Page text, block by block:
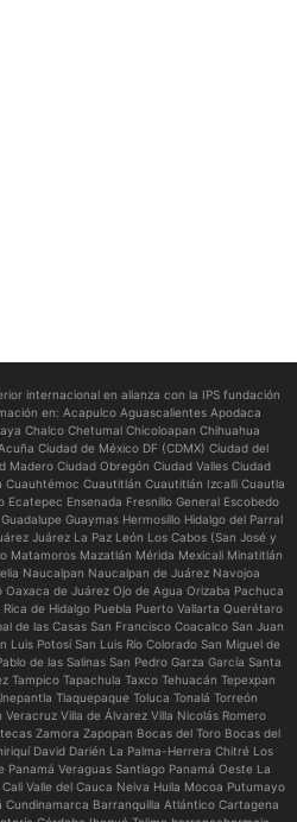
internacional en alianza con la IPS fundación
en: Acapulco Aguascalientes Apodaca
Chalco Chetumal Chicoloapan Chihuahua
Ciudad de México DF (CDMX) Ciudad del
Madero Ciudad Obregón Ciudad Valles Ciudad
Cuautitlán Cuautitlán Izcalli Cuautla
Ensenada Fresnillo General Escobedo
Guaymas Hermosillo Hidalgo del Parral
Juárez La Paz León Los Cabos (San José y
Matamoros Mazatlán Mérida Mexicali Minatitlán
Naucalpan Naucalpan de Juárez Navojoa
de Juárez Ojo de Agua Orizaba Pachuca
de Hidalgo Puebla Puerto Vallarta Querétaro
de las Casas San Francisco Coacalco San Juan
Luis Potosí San Luis Río Colorado San Miguel de
de las Salinas San Pedro Garza García Santa
Tampico Tapachula Taxco Tehuacán Tepexpan
Tlaquepaque Toluca Tonalá Torreón
Villa de Álvarez Villa Nicolás Romero
Zamora Zapopan Bocas del Toro Bocas del
David Darién La Palma-Herrera Chitré Los
Panamá Veraguas Santiago Panamá Oeste La
Valle del Cauca Neiva Huila Mocoa Putumayo
Barranquilla Atlántico Cartagena